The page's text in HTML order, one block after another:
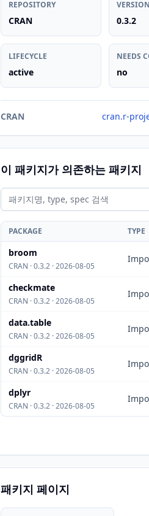
REPOSITORY
CRAN
VERSION
0.3.2
LIFECYCLE
active
NEEDS
no
CRAN cran.r-
이 패키지가 의존하는 패키지
PACKAGE TYPE
broom
CRAN · 0.3.2 · 2026-08-05
checkmate
CRAN · 0.3.2 · 2026-08-05
data.table
CRAN · 0.3.2 · 2026-08-05
dggridR
CRAN · 0.3.2 · 2026-08-05
dplyr
CRAN · 0.3.2 · 2026-08-05
패키지 페이지